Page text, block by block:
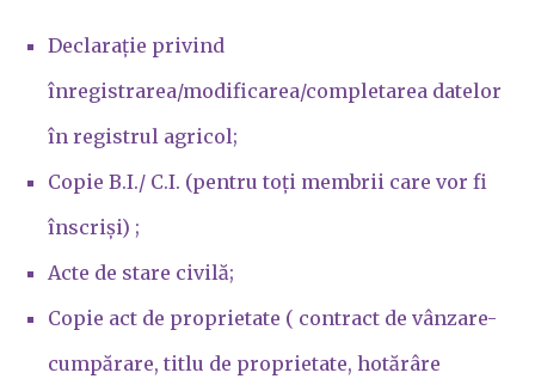
Declarație privind
înregistrarea/modificarea/completarea datelor
în registrul agricol;
Copie B.I./ C.I. (pentru toți membrii care vor fi
înscriși) ;
Acte de stare civilă;
Copie act de proprietate ( contract de vânzare-
cumpărare, titlu de proprietate, hotărâre